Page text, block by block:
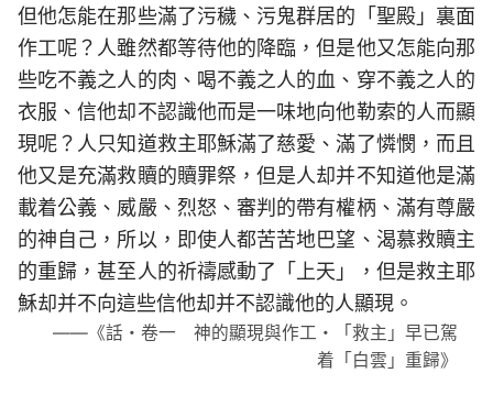
但他怎能在那些滿了污穢、污鬼群居的「聖殿」裏面
作工呢？人雖然都等待他的降臨，但是他又怎能向那
些吃不義之人的肉、喝不義之人的血、穿不義之人的
衣服、信他却不認識他而是一味地向他勒索的人而顯
現呢？人只知道救主耶穌滿了慈愛、滿了憐憫，而且
他又是充滿救贖的贖罪祭，但是人却并不知道他是滿
載着公義、威嚴、烈怒、審判的帶有權柄、滿有尊嚴
的神自己，所以，即使人都苦苦地巴望、渴慕救贖主
的重歸，甚至人的祈禱感動了「上天」，但是救主耶
穌却并不向這些信他却并不認識他的人顯現。
——《話・卷一 神的顯現與作工・「救主」早已駕
着「白雲」重歸》